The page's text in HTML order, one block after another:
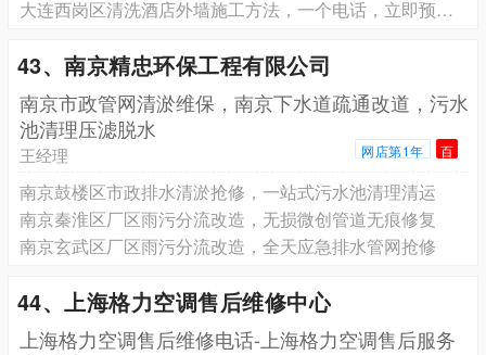
大连西岗区清洗酒店外墙施工方法，一个电话，立即预约上门
43、南京精忠环保工程有限公司
南京市政管网清淤维保，南京下水道疏通改道，污水
池清理压滤脱水
王经理 网店第1年 百
南京鼓楼区市政排水清淤抢修，一站式污水池清理清运
南京秦淮区厂区雨污分流改造，无损微创管道无痕修复
南京玄武区厂区雨污分流改造，全天应急排水管网抢修
44、上海格力空调售后维修中心
上海格力空调售后维修电话-上海格力空调售后服务